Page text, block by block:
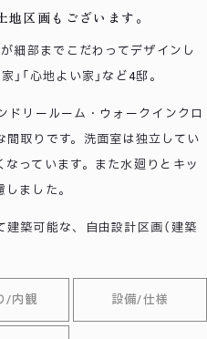
区画もございます。
細部までこだわってデザインし
「心地よい家」など4邸。
ドリールーム・ウォークインクロ
取りです。洗面室は独立してい
っています。また水廻りとキッ
ました。
築可能な、自由設計区画（建築
/内観 設備/仕様